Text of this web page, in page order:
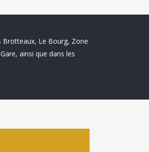
Brotteaux, Le Bourg, Zone
ainsi que dans les